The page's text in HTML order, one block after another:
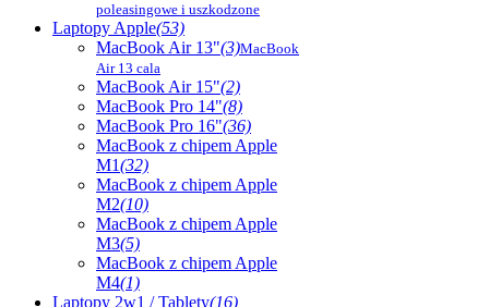
poleasingowe i uszkodzone
Laptopy Apple(53)
MacBook Air 13"(3)MacBook
Air 13 cala
MacBook Air 15"(2)
MacBook Pro 14"(8)
MacBook Pro 16"(36)
MacBook z chipem Apple
M1(32)
MacBook z chipem Apple
M2(10)
MacBook z chipem Apple
M3(5)
MacBook z chipem Apple
M4(1)
Laptopy 2w1 / Tablety(16)